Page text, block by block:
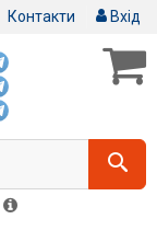
Контакти Вхід